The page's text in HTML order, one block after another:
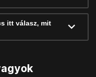
itt válasz, mit